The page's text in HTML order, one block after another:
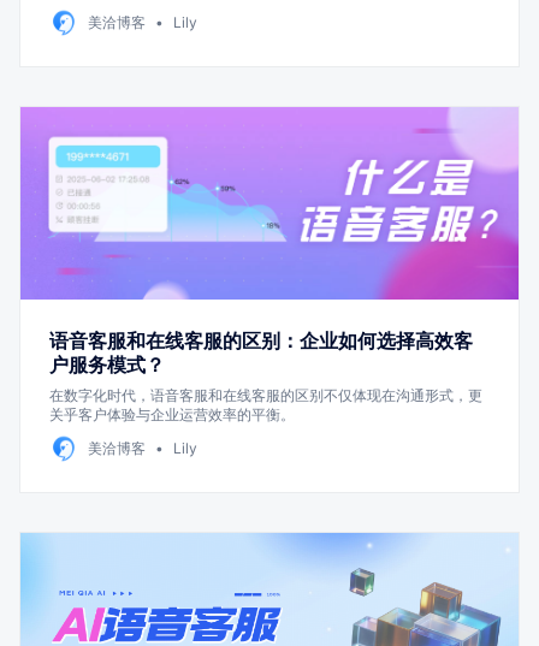
美洽博客
Lily
语音客服和在线客服的区别：企业如何选择高效客
户服务模式？
在数字化时代，语音客服和在线客服的区别不仅体现在沟通形式，更
关乎客户体验与企业运营效率的平衡。
美洽博客
Lily